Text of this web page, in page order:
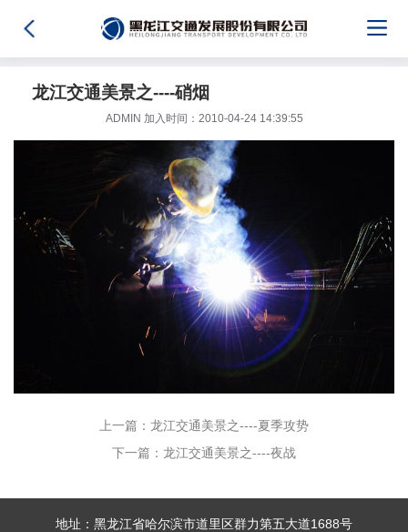
龙江交通美景之----硝烟
ADMIN 加入时间：2010-04-24 14:39:55
上一篇：龙江交通美景之----夏季攻势
下一篇：龙江交通美景之----夜战
地址：黑龙江省哈尔滨市道里区群力第五大道1688号